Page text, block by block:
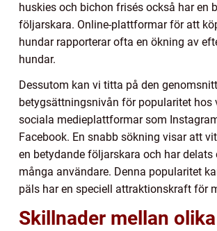
huskies och bichon frisés också har en
följarskara. Online-plattformar för att
hundar rapporterar ofta en ökning av
hundar.
Dessutom kan vi titta på den
betygsättningsnivån för popularitet hos
sociala medieplattformar som
Facebook. En snabb sökning visar att
en betydande följarskara och har
många användare. Denna popularitet
päls har en speciell attraktionskraft för
Skillnader mellan